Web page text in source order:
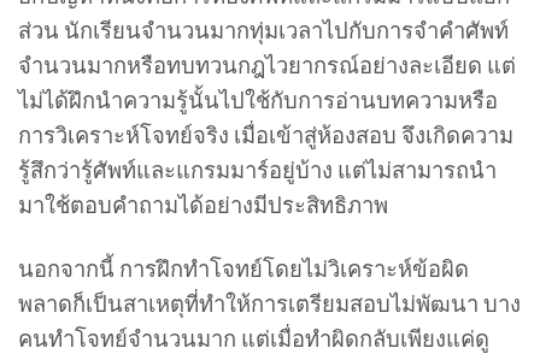
ส่วน นักเรียนจำนวนมากทุ่มเวลาไปกับการจำคำศัพท์
จำนวนมากหรือทบทวนกฎไวยากรณ์อย่างละเอียด แต่
ไม่ได้ฝึกนำความรู้นั้นไปใช้กับการอ่านบทความหรือ
การวิเคราะห์โจทย์จริง เมื่อเข้าสู่ห้องสอบ จึงเกิดความ
รู้สึกว่ารู้ศัพท์และแกรมมาร์อยู่บ้าง แต่ไม่สามารถนำ
มาใช้ตอบคำถามได้อย่างมีประสิทธิภาพ
นอกจากนี้ การฝึกทำโจทย์โดยไม่วิเคราะห์ข้อผิด
พลาดก็เป็นสาเหตุที่ทำให้การเตรียมสอบไม่พัฒนา บาง
คนทำโจทย์จำนวนมาก แต่เมื่อทำผิดกลับเพียงแค่ดู